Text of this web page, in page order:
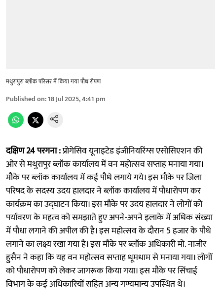
मथुरापुरा ब्लॉक परिसर में किया गया पौध रोपण
Published on:18 Jul 2025, 4:41 pm
दक्षिण 24 परगना :प्रोगेसिव यूनाइटेड इंजीनियरिंग्स एसोसिएशन की
ओर से मथुरापुर ब्लॉक कार्यालय में वन महोत्सव सप्ताह मनाया गया।
मौके पर ब्लॉक कार्यालय में कई पौधे लगाये गये। इस मौके पर जिला
परिषद के सदस्य उदय हालदार ने ब्लॉक कार्यालय में पौधारोपण कर
कार्यक्रम का उद्घाटन किया। इस मौके पर उदय हालदार ने लोगों को
पर्यावरण के महत्व को समझाते हुए अपने-अपने इलाके में अधिक संख्या
में पौधा लगाने की अपील की है। इस महोत्सव के दौरान 5 हजार के पौधे
लगाने का लक्ष्य रखा गया है। इस मौके पर ब्लॉक अधिकारी मो. नाजीर
हुुसैन ने कहा कि यह वन महोत्सव सप्ताह धूमधाम से मनाया गया। लोगों
को पौधारोपण को लेकर जागरूक किया गया। इस मौके पर सिंचाई
विभाग के कई अधिकारियों सहित अन्य गण्यमान्य उपस्थित थे।